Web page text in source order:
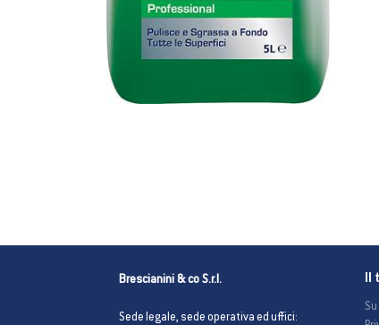
Brescianini & co S.r.l.
Sede legale, sede operativa ed uffici:
Il